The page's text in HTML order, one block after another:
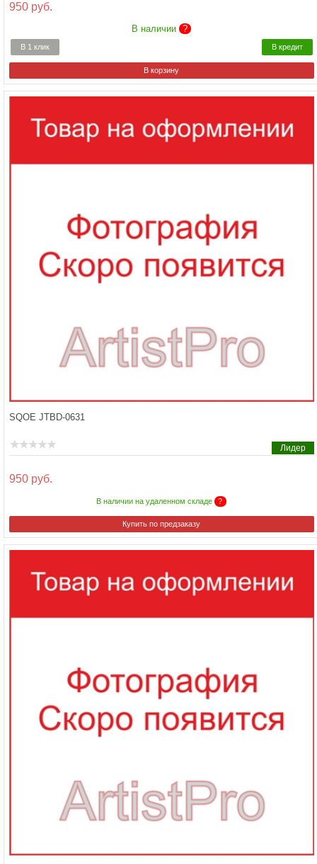
950 руб.
В наличии ?
В 1 клик В кредит
SQOE JTBD-0631
950 руб.
В наличии на удаленном складе ?
Купить по предзаказу
Лидер